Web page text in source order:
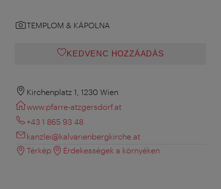
TEMPLOM & KÁPOLNA
KEDVENC HOZZÁADÁS
Kirchenplatz 1, 1230 Wien
www.pfarre-atzgersdorf.at
+43 1 865 93 48
kanzlei@kalvarienbergkirche.at
Térkép
Érdekességek a környéken